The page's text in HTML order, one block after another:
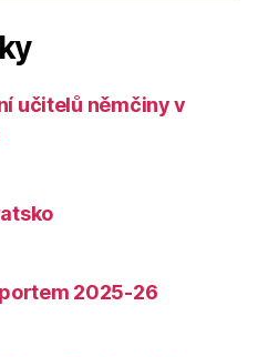
učitelů němčiny v
2025-26